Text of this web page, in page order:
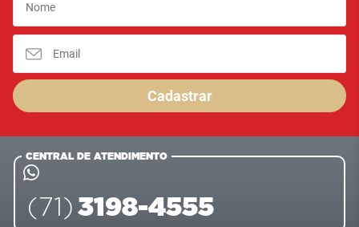
Cadastrar
CENTRAL DE ATENDIMENTO
(71) 3198-4555